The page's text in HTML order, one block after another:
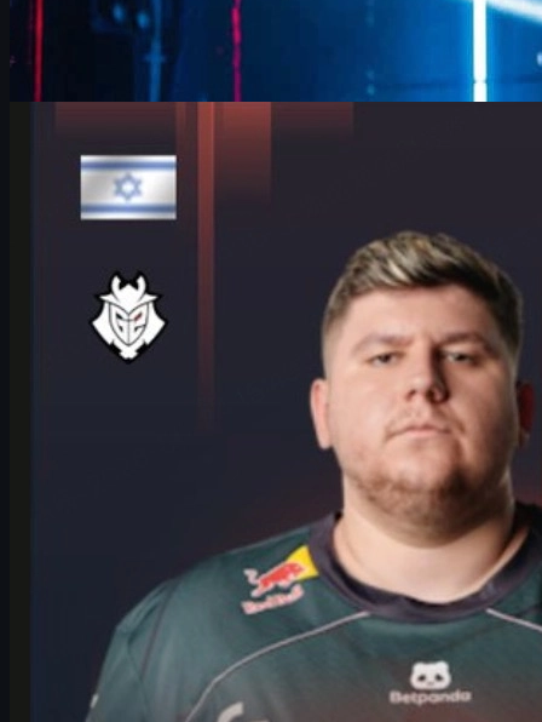
David William
IEM 쾰른 메이저에서 빛난 HeavyGod 인터뷰와 CS2
스킨 이야기
G2 HeavyGod의 IEM 쾰른 메이저 플레이오프 인터뷰와 준비 루
틴, 팀 전략, 멘탈 관리, 그리고 CS2 스킨을 즐기는 법까지 한 번
에 정리했습니다.
6월 17, 2026